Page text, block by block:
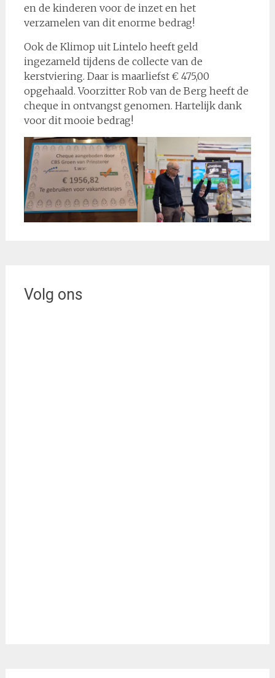
en de kinderen voor de inzet en het
verzamelen van dit enorme bedrag!
Ook de Klimop uit Lintelo heeft geld
ingezameld tijdens de collecte van de
kerstviering. Daar is maarliefst € 475,00
opgehaald. Voorzitter Rob van de Berg heeft de
cheque in ontvangst genomen. Hartelijk dank
voor dit mooie bedrag!
Volg ons